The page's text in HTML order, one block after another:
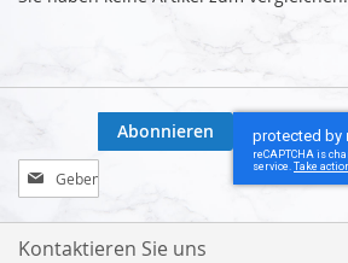
Melden
Sie
sich
für
Abonnieren
Kontaktieren Sie uns